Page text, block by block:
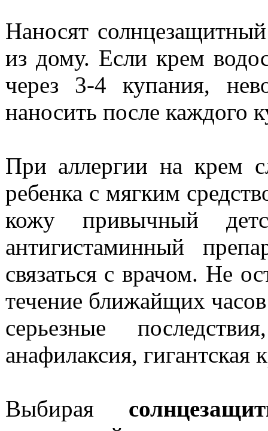
Наносят
из дому. Если крем
через 3-4 купания,
наносить после каждого
При аллергии на крем
ребенка с мягким
кожу привычный
антигистаминный
связаться с врачом. Не
течение ближайщих
серьезные
анафилаксия, гигантская
Выбирая